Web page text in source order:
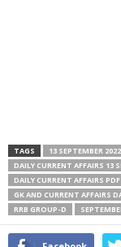
TAGS 13 SEPTEMBER
DAILY CURRENT AFFAIRS 13
DAILY CURRENT AFFAIRS
GK AND CURRENT AFFAIRS
RRB GROUP-D